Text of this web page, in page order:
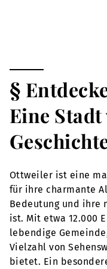
§
Eine
Ottweiler ist eine
für ihre charmante
Bedeutung und ihre
ist. Mit etwa 12.000
lebendige
Vielzahl von
bietet. Ein